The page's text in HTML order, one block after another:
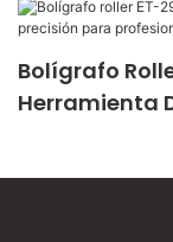
Bolígrafo
Herramienta